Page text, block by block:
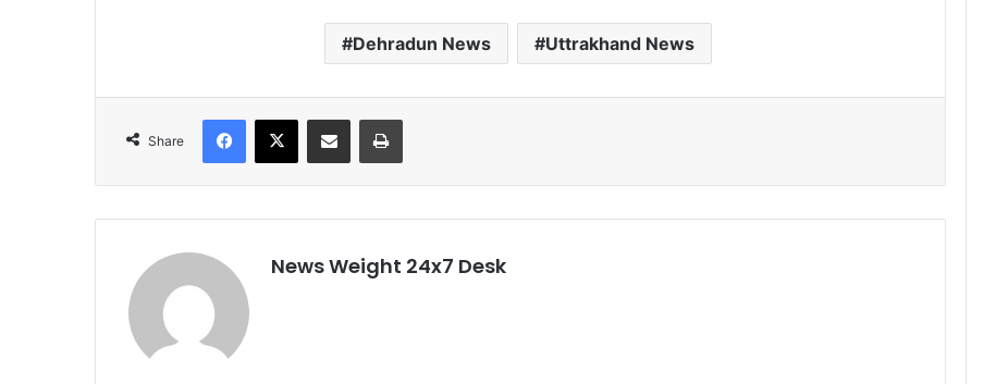
Dehradun News Uttrakhand News
Share
News Weight 24x7 Desk